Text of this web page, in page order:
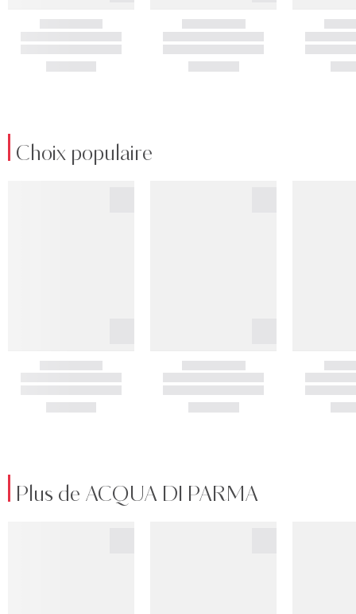
Choix populaire
Plus de ACQUA DI PARMA